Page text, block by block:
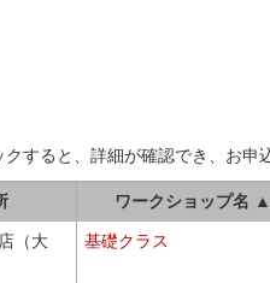
すると、詳細が確認でき、お申
ワークショップ名 ▲
（大
基礎クラス